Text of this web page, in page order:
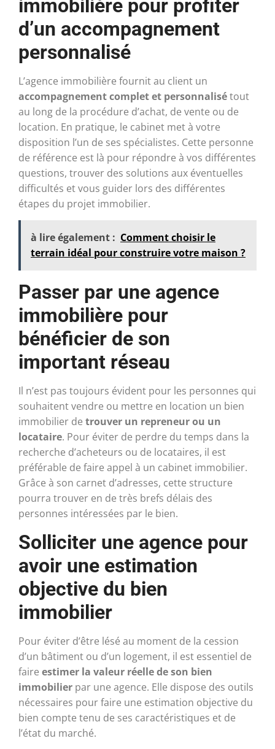
immobilière pour profiter
d’un accompagnement
personnalisé
L’agence immobilière fournit au client un
accompagnement complet et personnalisétout
au long de la procédure d’achat, de vente ou de
location. En pratique, le cabinet met à votre
disposition l’un de ses spécialistes. Cette personne
de référence est là pour répondre à vos différentes
questions, trouver des solutions aux éventuelles
difficultés et vous guider lors des différentes
étapes du projet immobilier.
à lire également : Comment choisir le
terrain idéal pour construire votre maison ?
Passer par une agence
immobilière pour
bénéficier de son
important réseau
Il n’est pas toujours évident pour les personnes qui
souhaitent vendre ou mettre en location un bien
immobilier de trouver un repreneur ou un
locataire. Pour éviter de perdre du temps dans la
recherche d’acheteurs ou de locataires, il est
préférable de faire appel à un cabinet immobilier.
Grâce à son carnet d’adresses, cette structure
pourra trouver en de très brefs délais des
personnes intéressées par le bien.
Solliciter une agence pour
avoir une estimation
objective du bien
immobilier
Pour éviter d’être lésé au moment de la cession
d’un bâtiment ou d’un logement, il est essentiel de
faire estimer la valeur réelle de son bien
immobilier par une agence. Elle dispose des outils
nécessaires pour faire une estimation objective du
bien compte tenu de ses caractéristiques et de
l’état du marché.